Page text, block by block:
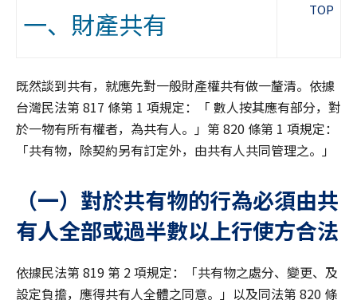
一、財產共有 TOP
既然談到共有，就應先對一般財產權共有做一釐清。依據
台灣民法第 817 條第 1 項規定：「 數人按其應有部分，對
於一物有所有權者，為共有人。」第 820 條第 1 項規定：
「共有物，除契約另有訂定外，由共有人共同管理之。」
（一）對於共有物的行為必須由共
有人全部或過半數以上行使方合法
依據民法第 819 第 2 項規定：「共有物之處分、變更、及
設定負擔，應得共有人全體之同意。」以及同法第 820 條